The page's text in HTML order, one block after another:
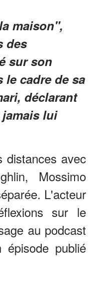
maison",
des
sur son
le cadre de sa
déclarant
lui
distances avec
Mossimo
L'acteur
sur le
au podcast
publié